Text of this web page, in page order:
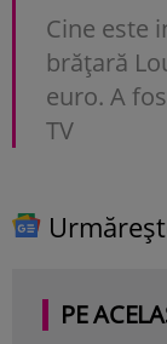
Cine este
brățară
euro. A
TV
PE